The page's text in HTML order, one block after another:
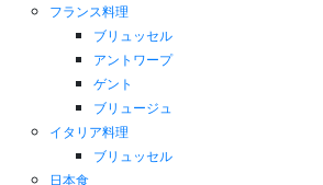
フランス料理
ブリュッセル
アントワープ
ゲント
ブリュージュ
イタリア料理
ブリュッセル
日本食